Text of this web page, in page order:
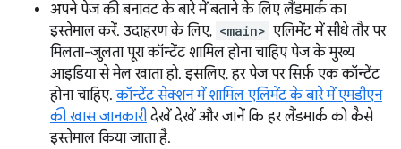
अपने पेज की बनावट के बारे में बताने के लिए लैंडमार्क का
इस्तेमाल करें. उदाहरण के लिए, <main> एलिमेंट में सीधे तौर पर
मिलता-जुलता पूरा कॉन्टेंट शामिल होना चाहिए पेज के मुख्य
आइडिया से मेल खाता हो. इसलिए, हर पेज पर सिर्फ़ एक कॉन्टेंट
होना चाहिए.कॉन्टेंट सेक्शन में शामिल एलिमेंट के बारे में एमडीएन
की खास जानकारीदेखें देखें और जानें कि हर लैंडमार्क को कैसे
इस्तेमाल किया जाता है.